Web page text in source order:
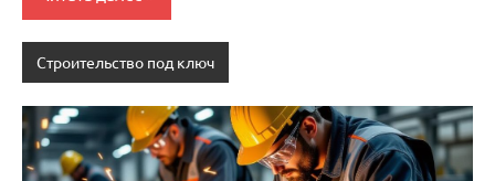
Строительство под ключ